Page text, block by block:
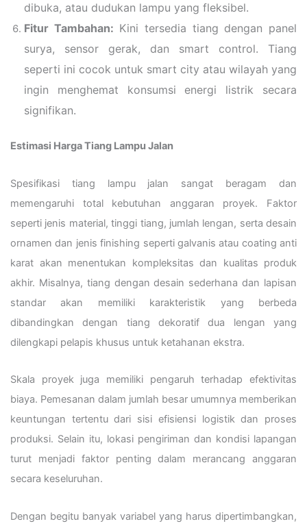
dibuka, atau dudukan lampu yang fleksibel.
Fitur Tambahan: Kini tersedia tiang dengan panel
surya, sensor gerak, dan smart control. Tiang
seperti ini cocok untuk smart city atau wilayah yang
ingin menghemat konsumsi energi listrik secara
signifikan.
Estimasi Harga Tiang Lampu Jalan
Spesifikasi tiang lampu jalan sangat beragam dan
memengaruhi total kebutuhan anggaran proyek. Faktor
seperti jenis material, tinggi tiang, jumlah lengan, serta desain
ornamen dan jenis finishing seperti galvanis atau coating anti
karat akan menentukan kompleksitas dan kualitas produk
akhir. Misalnya, tiang dengan desain sederhana dan lapisan
standar akan memiliki karakteristik yang berbeda
dibandingkan dengan tiang dekoratif dua lengan yang
dilengkapi pelapis khusus untuk ketahanan ekstra.
Skala proyek juga memiliki pengaruh terhadap efektivitas
biaya. Pemesanan dalam jumlah besar umumnya memberikan
keuntungan tertentu dari sisi efisiensi logistik dan proses
produksi. Selain itu, lokasi pengiriman dan kondisi lapangan
turut menjadi faktor penting dalam merancang anggaran
secara keseluruhan.
Dengan begitu banyak variabel yang harus dipertimbangkan,